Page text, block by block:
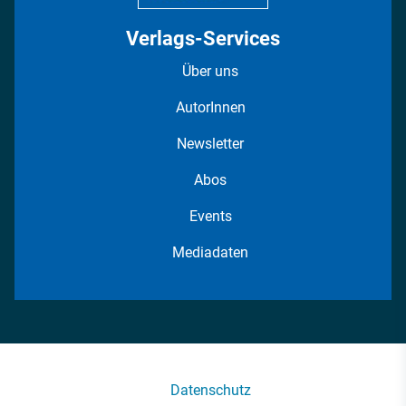
Verlags-Services
Über uns
AutorInnen
Newsletter
Abos
Events
Mediadaten
Datenschutz